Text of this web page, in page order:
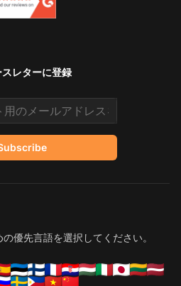
スレターに登録
優先言語を選択してください。